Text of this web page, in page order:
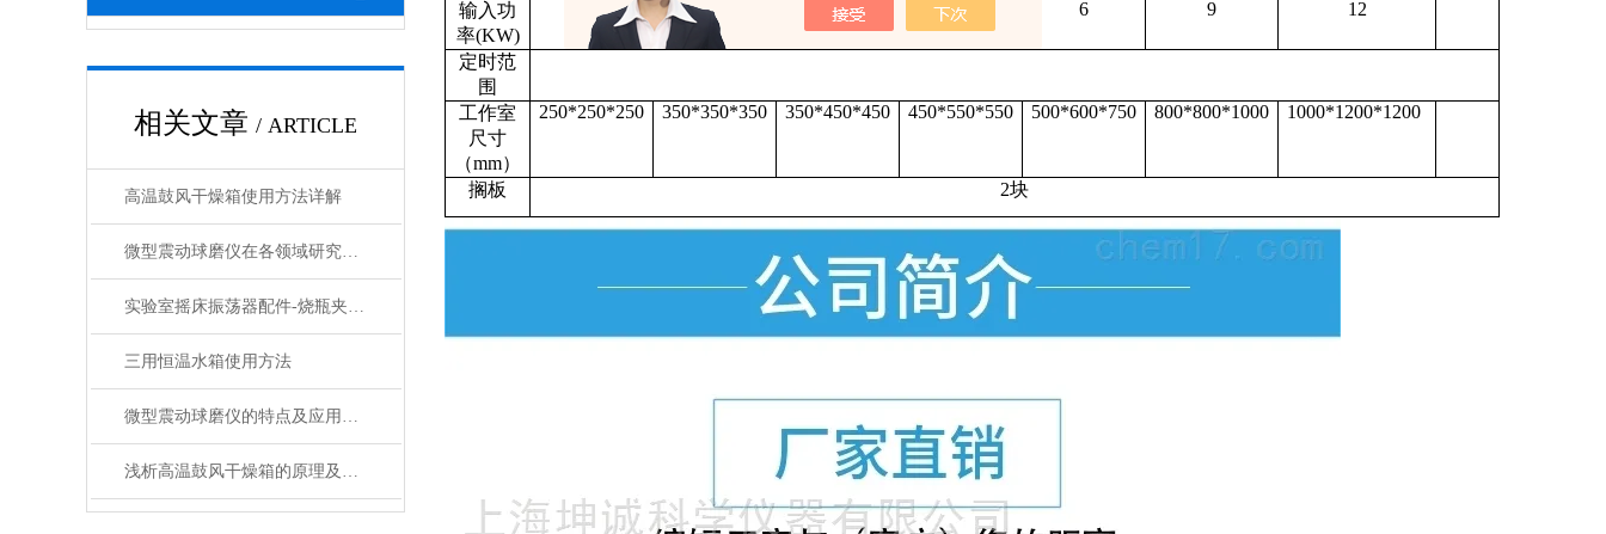
相关文章 / ARTICLE
高温鼓风干燥箱使用方法详解
微型震动球磨仪在各领域研究中的应用
实验室摇床振荡器配件-烧瓶夹具的分类和介绍
三用恒温水箱使用方法
微型震动球磨仪的特点及应用领域说明
浅析高温鼓风干燥箱的原理及应用领域
输入功
率(KW)
2 2.5 3.2 6 9 12
定时范
围
工作室
尺寸
（mm）
250*250*250 350*350*350 350*450*450 450*550*550 500*600*750 800*800*1000 1000*1200*1200
搁板 2块